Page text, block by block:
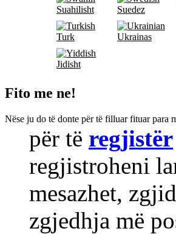
Suahilisht Suedez
Turk Ukrainas
Jidisht
Fito me ne!
Nëse ju do të donte për të filluar fituar para
për të regjistër
regjistroheni
mesazhet,
zgjedhja më